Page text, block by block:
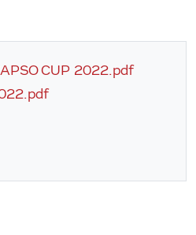
CUP 2022.pdf